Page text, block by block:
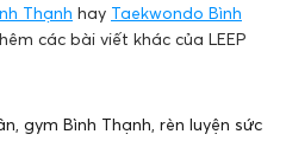
Thạnh hay Taekwondo Bình
các bài viết khác của LEEP
gym Bình Thạnh rèn luyện sức